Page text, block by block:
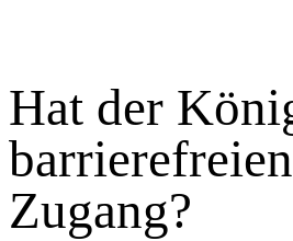
Hat der
barrierefreien
Zugang?